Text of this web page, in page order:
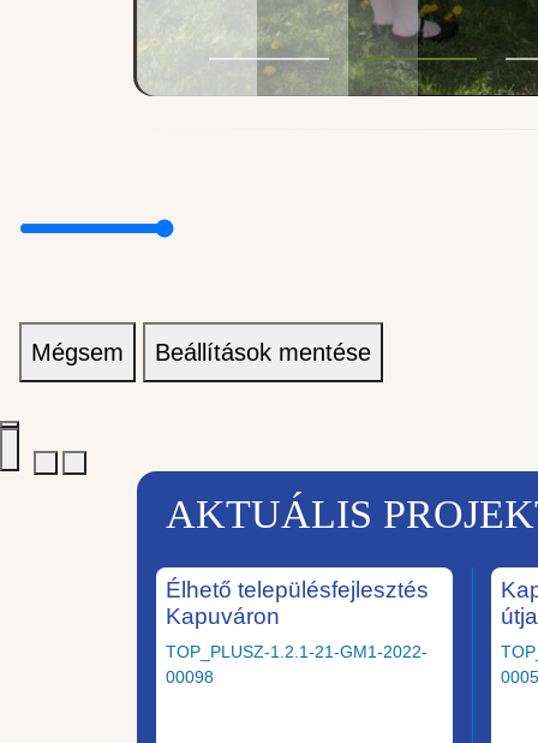
Mégsem Beállítások mentése
AKTUÁLIS
Élhető településfejlesztés
Kapuváron
TOP_PLUSZ-1.2.1-21-GM1-2022-
00098